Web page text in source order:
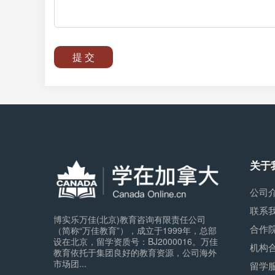
提 交
博实乐万佳(北京)教育咨询有限责任公司
（简称“万佳教育”），成立于1999年，总部
设在北京，留学资质号：BJ2000016。万佳
教育依托于集团良好的教育资源，公司海外
市场团...
关于
公司
联系
合作
机构
留学